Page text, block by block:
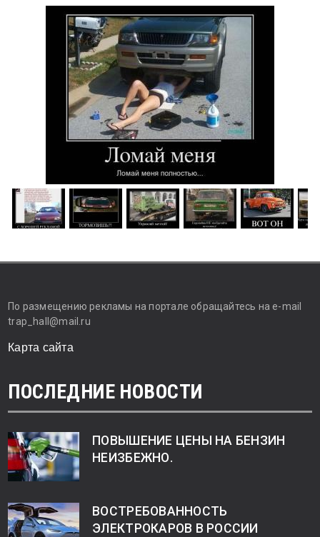
По размещению рекламы на портале обращайтесь на e-mail
trap_hall@mail.ru
Карта сайта
ПОСЛЕДНИЕ НОВОСТИ
ПОВЫШЕНИЕ ЦЕНЫ НА БЕНЗИН
НЕИЗБЕЖНО.
ВОСТРЕБОВАННОСТЬ
ЭЛЕКТРОКАРОВ В РОССИИ